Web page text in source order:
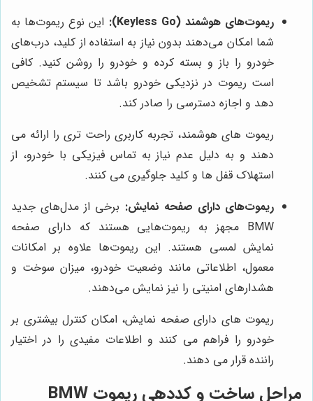
ریموت‌های هوشمند (Keyless Go):
این نوع ریموت‌ها به
شما امکان می‌دهند بدون نیاز به استفاده از کلید، درب‌های
خودرو را باز و بسته کرده و خودرو را روشن کنید. کافی
است ریموت در نزدیکی خودرو باشد تا سیستم تشخیص
دهد و اجازه دسترسی را صادر کند.
ریموت های هوشمند، تجربه کاربری راحت تری را ارائه می
دهند و به دلیل عدم نیاز به تماس فیزیکی با خودرو، از
استهلاک قفل ها و کلید جلوگیری می کنند.
ریموت‌های دارای صفحه نمایش: برخی از مدل‌های جدید
BMW مجهز به ریموت‌هایی هستند که دارای صفحه
نمایش لمسی هستند. این ریموت‌ها علاوه بر امکانات
معمول، اطلاعاتی مانند وضعیت خودرو، میزان سوخت و
هشدارهای امنیتی را نیز نمایش می‌دهند.
ریموت های دارای صفحه نمایش، امکان کنترل بیشتری بر
خودرو را فراهم می کنند و اطلاعات مفیدی را در اختیار
راننده قرار می دهند.
مراحل ساخت و کددهی ریموت BMW